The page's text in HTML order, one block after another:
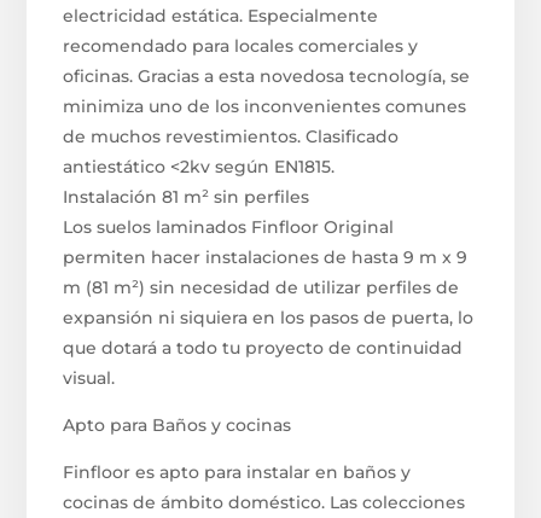
electricidad estática. Especialmente
recomendado para locales comerciales y
oficinas. Gracias a esta novedosa tecnología, se
minimiza uno de los inconvenientes comunes
de muchos revestimientos. Clasificado
antiestático <2kv según EN1815.
Instalación 81 m² sin perfiles
Los suelos laminados Finfloor Original
permiten hacer instalaciones de hasta 9 m x 9
m (81 m²) sin necesidad de utilizar perfiles de
expansión ni siquiera en los pasos de puerta, lo
que dotará a todo tu proyecto de continuidad
visual.
Apto para Baños y cocinas
Finfloor es apto para instalar en baños y
cocinas de ámbito doméstico. Las colecciones